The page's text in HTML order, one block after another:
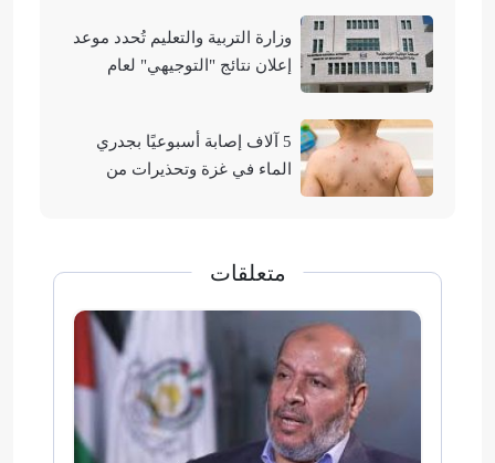
وزارة التربية والتعليم تُحدد موعد
إعلان نتائج "التوجيهي" لعام
5 آلاف إصابة أسبوعيًا بجدري
الماء في غزة وتحذيرات من
متعلقات